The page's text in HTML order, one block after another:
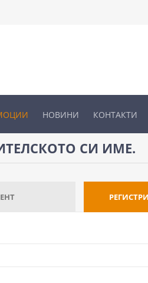
НОВИНИ КОНТАКТИ
СИ ИМЕ.